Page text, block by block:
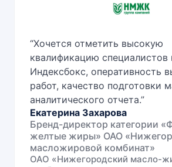
“Хочется отметить высокую
квалификацию специалистов
Индексбокс, оперативность
работ, качество подготовки
аналитического отчета.”
Екатерина Захарова
Бренд-директор категории
желтые жиры» ОАО
масложировой комбинат»
ОАО «Нижегородский масло-